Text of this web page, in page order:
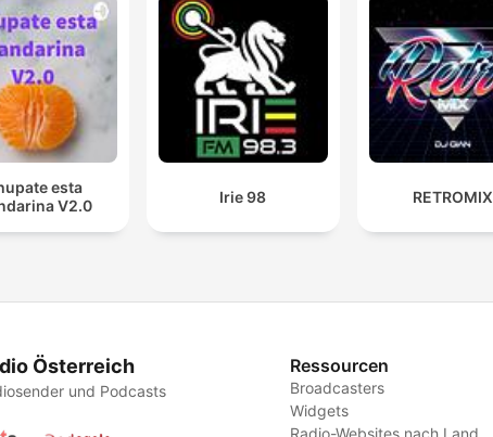
esta
V2.0
Irie 98 RETROMIX
Österreich
und Podcasts
Ressourcen
Broadcasters
Widgets
Radio-Websites nach Land